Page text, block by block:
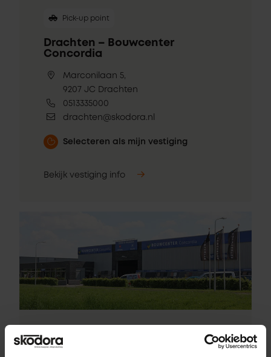
Pick-up point
Drachten – Bouwcenter
Concordia
Marconilaan 5,
9207 JC Drachten
0513335000
drachten@skodora.nl
Selecteren als mijn vestiging
Bekijk vestiging info
Pick-up point